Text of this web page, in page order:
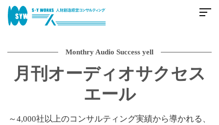
Monthry Audio Success yell
月刊オーディオサクセス
エール
～4,000社以上のコンサルティング実績から導かれる、